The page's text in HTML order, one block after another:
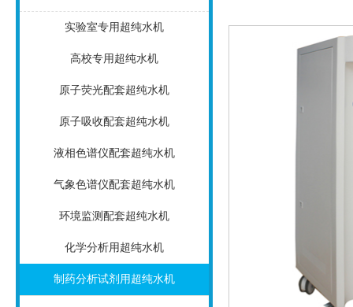
实验室专用超纯水机
高校专用超纯水机
原子荧光配套超纯水机
原子吸收配套超纯水机
液相色谱仪配套超纯水机
气象色谱仪配套超纯水机
环境监测配套超纯水机
化学分析用超纯水机
制药分析试剂用超纯水机